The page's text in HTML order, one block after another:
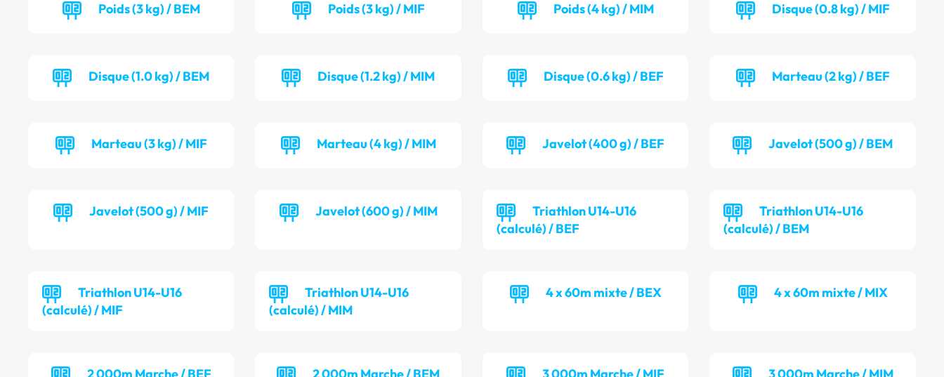
Poids (3 kg) / BEM Poids (3 kg) / MIF Poids (4 kg) / MIM Disque (0.8 kg) / MIF
Disque (1.0 kg) / BEM Disque (1.2 kg) / MIM Disque (0.6 kg) / BEF Marteau (2 kg) / BEF
Marteau (3 kg) / MIF Marteau (4 kg) / MIM Javelot (400 g) / BEF Javelot (500 g) / BEM
Javelot (500 g) / MIF Javelot (600 g) / MIM
Triathlon U14-U16
(calculé) / BEF
Triathlon U14-U16
(calculé) / BEM
Triathlon U14-U16
(calculé) / MIF
Triathlon U14-U16
(calculé) / MIM
4 x 60m mixte / BEX 4 x 60m mixte / MIX